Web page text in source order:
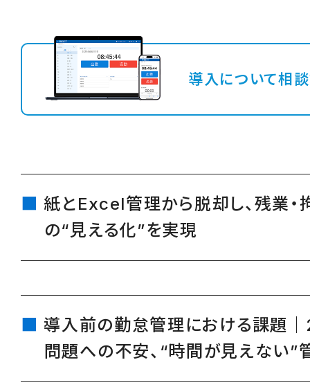
導入について相
紙とExcel管理から脱却し、残業・
の“見える化”を実現
導入前の勤怠管理における課題
問題への不安、“時間が見えない”